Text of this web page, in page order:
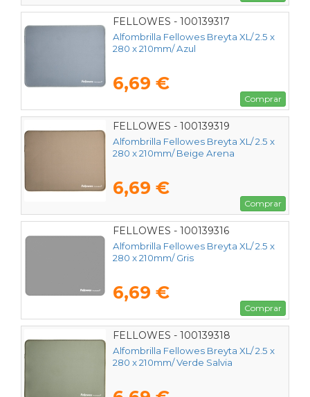
FELLOWES - 100139317
Alfombrilla Fellowes Breyta XL/ 2.5 x
280 x 210mm/ Azul
6,69 €
Comprar
FELLOWES - 100139319
Alfombrilla Fellowes Breyta XL/ 2.5 x
280 x 210mm/ Beige Arena
6,69 €
Comprar
FELLOWES - 100139316
Alfombrilla Fellowes Breyta XL/ 2.5 x
280 x 210mm/ Gris
6,69 €
Comprar
FELLOWES - 100139318
Alfombrilla Fellowes Breyta XL/ 2.5 x
280 x 210mm/ Verde Salvia